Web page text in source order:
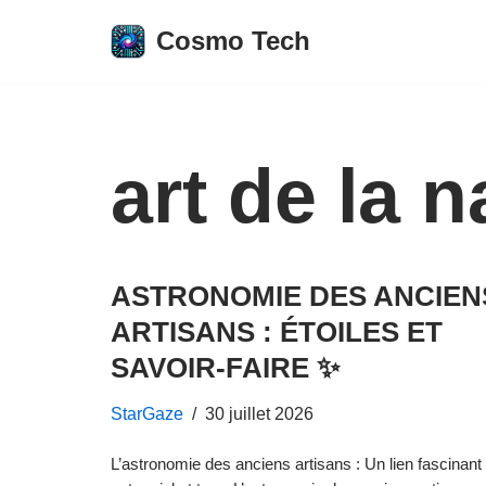
Cosmo Tech
art de la
ASTRONOMIE DES
ARTISANS : ÉTOILES ET
SAVOIR-FAIRE ✨
StarGaze 30 juillet 2026
L’astronomie des anciens artisans : Un lien fascinant